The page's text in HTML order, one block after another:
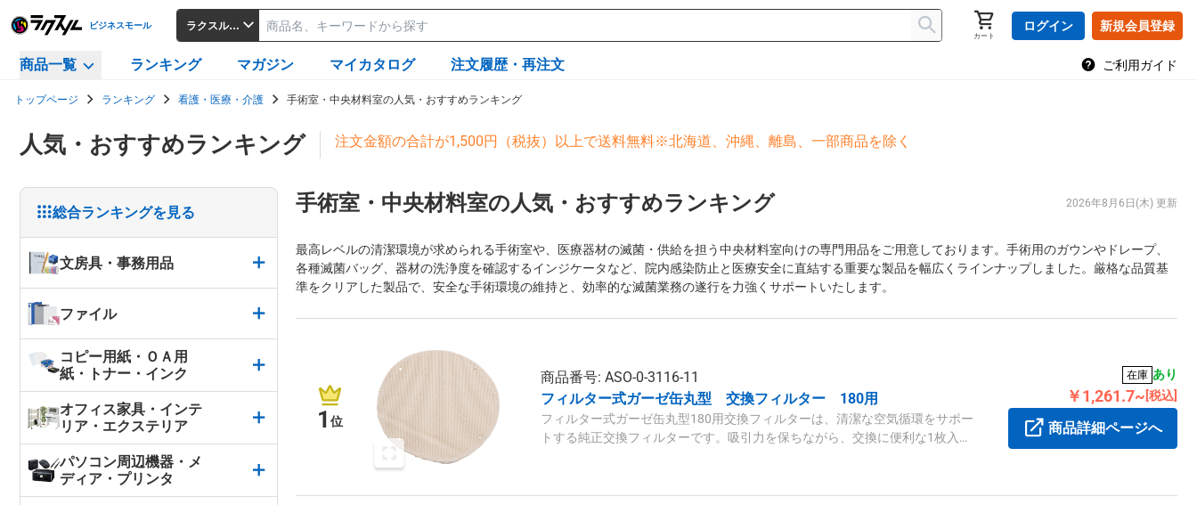
ビジネスモール ラクスルビジネスモール
カート
ログイン 新規会員登録
商品一覧 ランキング マガジン マイカタログ 注文履歴・再注文 ご利用ガイド
トップページ ランキング 看護・医療・介護 手術室・中央材料室の人気・おすすめランキング
人気・おすすめランキング 注文金額の合計が1,500円（税抜）以上で送料無料※北海道、沖縄、離島、一部商品を除く
総合ランキングを見る
文房具・事務用品
ファイル
コピー用紙・ＯＡ用
紙・トナー・インク
オフィス家具・インテ
リア・エクステリア
パソコン周辺機器・メ
ディア・プリンタ
手術室・中央材料室の人気・おすすめランキング 2026年8月6日(木) 更新
最高レベルの清潔環境が求められる手術室や、医療器材の滅菌・供給を担う中央材料室向けの専門用品をご用意しております。手術用のガウンやドレープ、
各種滅菌バッグ、器材の洗浄度を確認するインジケータなど、院内感染防止と医療安全に直結する重要な製品を幅広くラインナップしました。厳格な品質基
準をクリアした製品で、安全な手術環境の維持と、効率的な滅菌業務の遂行を力強くサポートいたします。
1 位
商品番号: ASO-0-3116-11
フィルター式ガーゼ缶丸型 交換フィルター 180用
フィルター式ガーゼ缶丸型180用交換フィルターは、清潔な空気循環をサポー
トする純正交換フィルターです。吸引力を保ちながら、交換に便利な1枚入り
在庫 あり
￥1,261.7~ [税込]
商品詳細ページへ